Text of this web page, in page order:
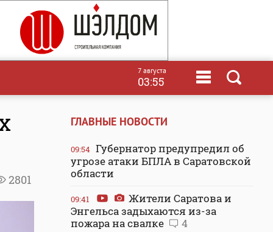
7 августа
03:55
2801
ГЛАВНЫЕ НОВОСТИ
09:54 Губернатор предупредил об
угрозе атаки БПЛА в Саратовской
области
09:41
Жители Саратова и
Энгельса задыхаются из-за
пожара на свалке
4